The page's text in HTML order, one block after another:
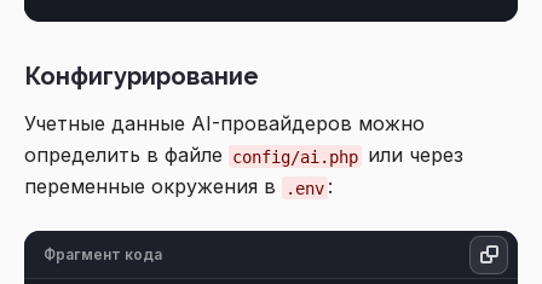
Конфигурирование
Учетные данные AI-провайдеров можно
определить в файле
config/ai.php или через
переменные окружения в
.env :
Фрагмент кода